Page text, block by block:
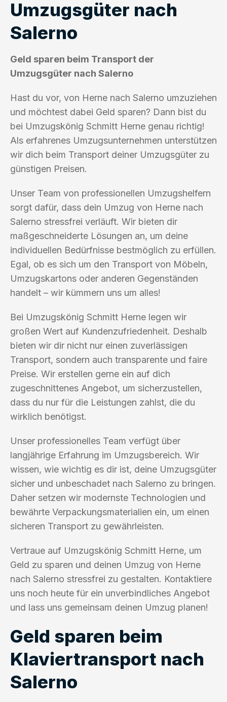
Umzugsgüter nach
Salerno
Geld sparen beim Transport der
Umzugsgüter nach Salerno
Hast du vor, von Herne nach Salerno umzuziehen
und möchtest dabei Geld sparen? Dann bist du
bei Umzugskönig Schmitt Herne genau richtig!
Als erfahrenes Umzugsunternehmen unterstützen
wir dich beim Transport deiner Umzugsgüter zu
günstigen Preisen.
Unser Team von professionellen Umzugshelfern
sorgt dafür, dass dein Umzug von Herne nach
Salerno stressfrei verläuft. Wir bieten dir
maßgeschneiderte Lösungen an, um deine
individuellen Bedürfnisse bestmöglich zu erfüllen.
Egal, ob es sich um den Transport von Möbeln,
Umzugskartons oder anderen Gegenständen
handelt – wir kümmern uns um alles!
Bei Umzugskönig Schmitt Herne legen wir
großen Wert auf Kundenzufriedenheit. Deshalb
bieten wir dir nicht nur einen zuverlässigen
Transport, sondern auch transparente und faire
Preise. Wir erstellen gerne ein auf dich
zugeschnittenes Angebot, um sicherzustellen,
dass du nur für die Leistungen zahlst, die du
wirklich benötigst.
Unser professionelles Team verfügt über
langjährige Erfahrung im Umzugsbereich. Wir
wissen, wie wichtig es dir ist, deine Umzugsgüter
sicher und unbeschadet nach Salerno zu bringen.
Daher setzen wir modernste Technologien und
bewährte Verpackungsmaterialien ein, um einen
sicheren Transport zu gewährleisten.
Vertraue auf Umzugskönig Schmitt Herne, um
Geld zu sparen und deinen Umzug von Herne
nach Salerno stressfrei zu gestalten. Kontaktiere
uns noch heute für ein unverbindliches Angebot
und lass uns gemeinsam deinen Umzug planen!
Geld sparen beim
Klaviertransport nach
Salerno